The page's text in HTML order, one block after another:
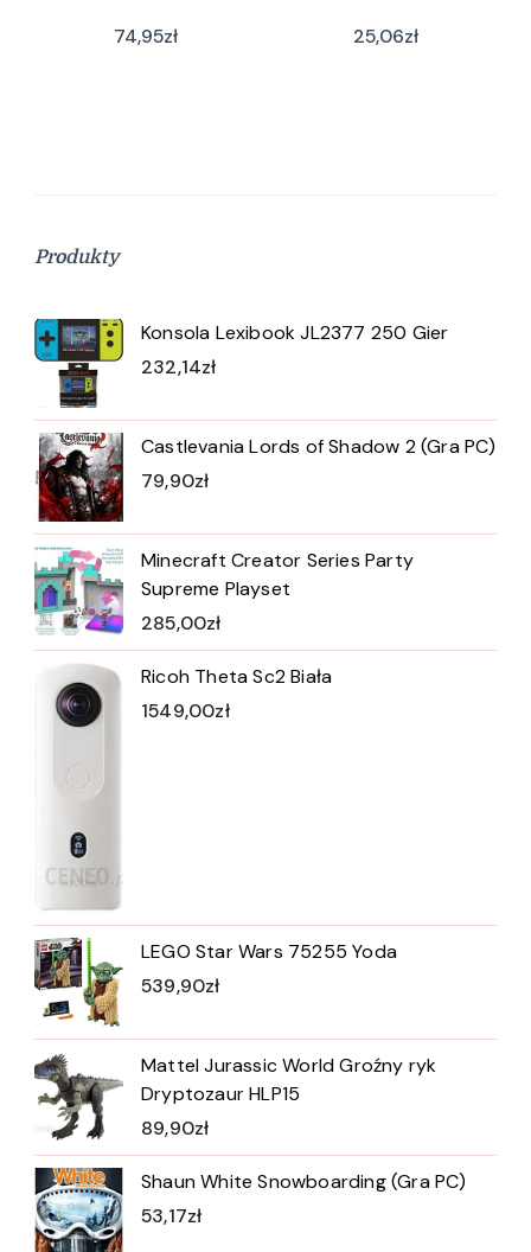
74,95zł 25,06zł
Produkty
Konsola Lexibook JL2377 250 Gier
232,14zł
Castlevania Lords of Shadow 2 (Gra PC)
79,90zł
Minecraft Creator Series Party
Supreme Playset
285,00zł
Ricoh Theta Sc2 Biała
1549,00zł
LEGO Star Wars 75255 Yoda
539,90zł
Mattel Jurassic World Groźny ryk
Dryptozaur HLP15
89,90zł
Shaun White Snowboarding (Gra PC)
53,17zł